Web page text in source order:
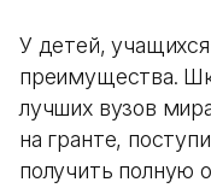
У детей,
преимущества.
лучших вузов
на гранте,
получить полную